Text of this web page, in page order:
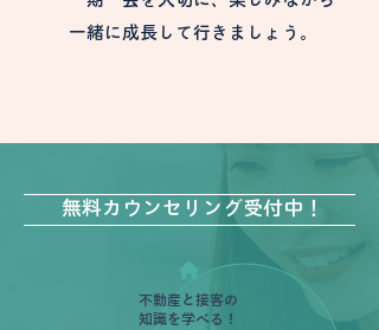
一緒に成長して行きましょう。
不動産と接客の
知識を学べる！
無料カウンセリング受付中！